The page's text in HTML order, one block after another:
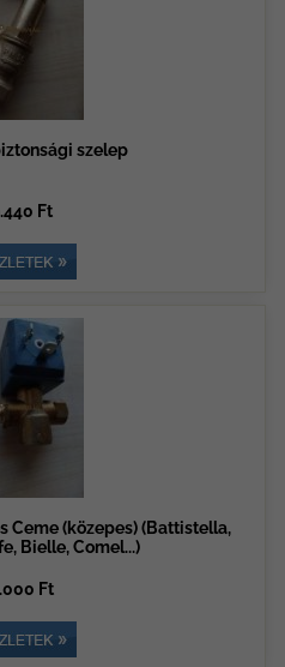
szelep
Ft
Ceme (közepes) (Battistella,
Bielle, Comel...)
Ft